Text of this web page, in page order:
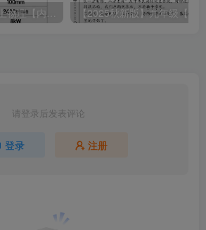
【2025秋新版】九上物理【内能】必刷易错题
请登录后发表评论
登录 注册